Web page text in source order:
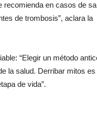
en casos de
de trombosis”, aclara la
“Elegir un método
la salud. Derribar mitos
de vida”.